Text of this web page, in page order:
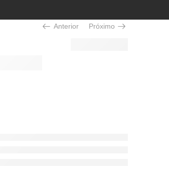
Anterior Próximo